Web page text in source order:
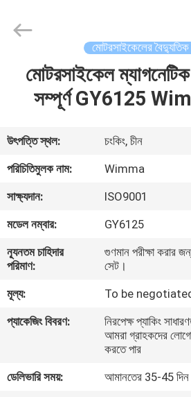
বাড়ি
ভিডিও
আমাদের
সম্বন্ধে
পরিদর্শন
নিয়ন্ত্রণ
Parts
Reserved.
মোটরসাইকেলের বৈদ্যুতিক
মোটরসাইকেল
সম্পূর্ণ GY6125
উৎপত্তি স্থল:
চংকিং, চীন
পরিচিতিমুলক নাম:
Wimma
সাক্ষ্যদান:
ISO9001
মডেল নম্বার:
GY6125
ন্যূনতম চাহিদার
পরিমাণ:
গুণমান পরীক্ষা করার
সেট।
মূল্য:
To be
প্যাকেজিং বিবরণ:
নিরপেক্ষ প্যাকিং
আমরা গ্রাহকদের
করতে পার
ডেলিভারি সময়:
আমানতের 35-45 দিন